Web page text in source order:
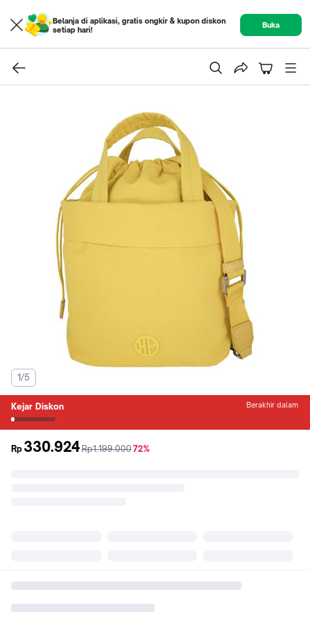
Belanja di aplikasi, gratis ongkir & kupon diskon
setiap hari!
Buka
1/5
Kejar Diskon Berakhir dalam
Rp 330.924sebelum
Rp1.199.000diskon
72%